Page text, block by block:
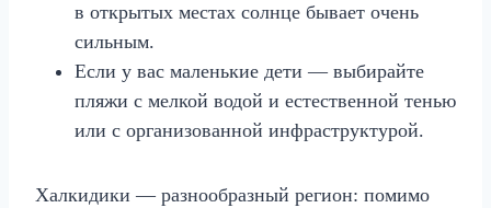
в открытых местах солнце бывает очень
сильным.
Если у вас маленькие дети — выбирайте
пляжи с мелкой водой и естественной тенью
или с организованной инфраструктурой.
Халкидики — разнообразный регион: помимо